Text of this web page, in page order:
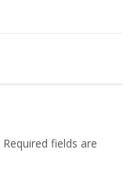
Required fields are